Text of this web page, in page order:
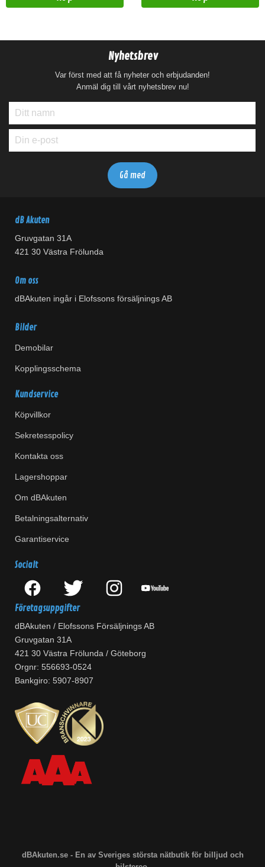
Nyhetsbrev
Var först med att få nyheter och erbjudanden!
Anmäl dig till vårt nyhetsbrev nu!
dB Akuten
Gruvgatan 31A
421 30 Västra Frölunda
Om oss
dBAkuten ingår i Elofssons försäljnings AB
Bilder
Demobilar
Kopplingsschema
Kundservice
Köpvillkor
Sekretesspolicy
Kontakta oss
Lagershoppar
Om dBAkuten
Betalningsalternativ
Garantiservice
Socialt
Företagsuppgifter
dBAkuten / Elofssons Försäljnings AB
Gruvgatan 31A
421 30 Västra Frölunda / Göteborg
Orgnr: 556693-0524
Bankgiro: 5907-8907
dBAkuten.se - En av Sveriges största nätbutik för billjud och